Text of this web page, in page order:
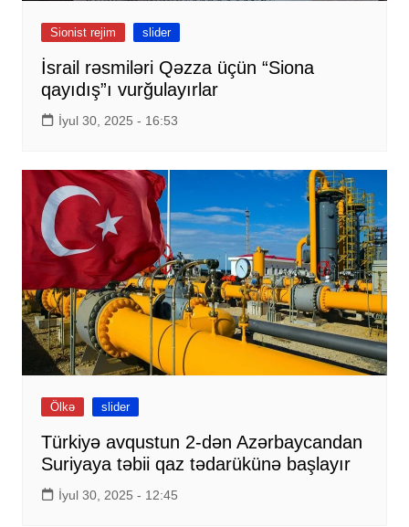
Sionist rejim slider
İsrail rəsmiləri Qəzza üçün “Siona
qayıdış”ı vurğulayırlar
İyul 30, 2025 - 16:53
Ölkə slider
Türkiyə avqustun 2-dən Azərbaycandan
Suriyaya təbii qaz tədarükünə başlayır
İyul 30, 2025 - 12:45